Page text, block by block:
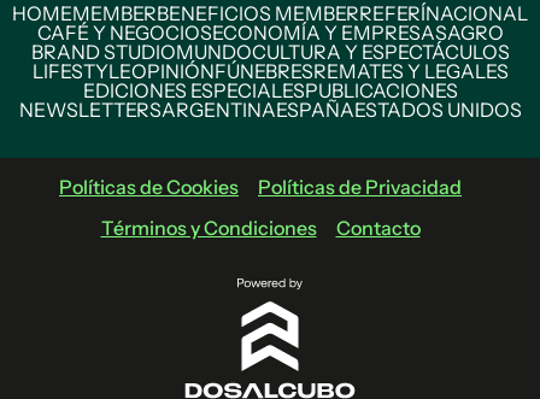
HOMEMEMBERBENEFICIOS MEMBERREFERÍNACIONAL
CAFÉ Y NEGOCIOSECONOMÍA Y EMPRESASAGRO
BRAND STUDIOMUNDOCULTURA Y ESPECTÁCULOS
LIFESTYLEOPINIÓNFÚNEBRESREMATES Y LEGALES
EDICIONES ESPECIALESPUBLICACIONES
NEWSLETTERSARGENTINAESPAÑAESTADOS UNIDOS
Políticas de Cookies
Políticas de Privacidad
Términos y Condiciones
Contacto